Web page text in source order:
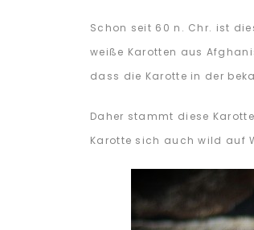
Schon seit 60 n. Chr. ist
weiße Karotten aus
dass die Karotte in der
Daher stammt diese
Karotte sich auch wild auf